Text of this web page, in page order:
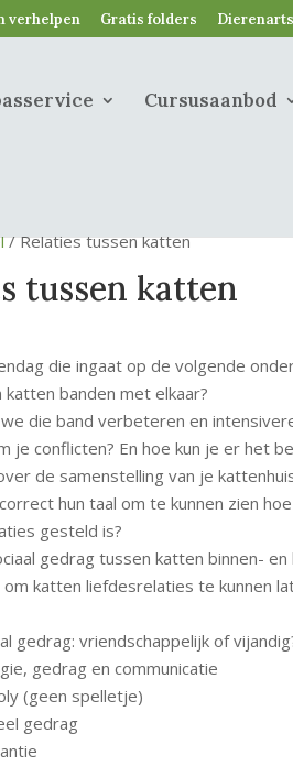
verhelpen Gratis folders
Cursusaanbod
/ Relaties tussen katten
tussen katten
die ingaat op de volgende
banden met elkaar?
die band verbeteren en
je conflicten? En hoe kun je er het
de samenstelling van je
hun taal om te kunnen zien
gesteld is?
gedrag tussen katten binnen- en
katten liefdesrelaties te kunnen
gedrag: vriendschappelijk of
gedrag en communicatie
(geen spelletje)
gedrag